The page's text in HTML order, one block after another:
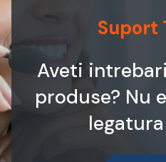
Suport
Aveti
produse? Nu